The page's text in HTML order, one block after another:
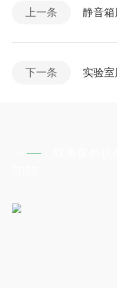
上一条 静音箱
下一条 实验